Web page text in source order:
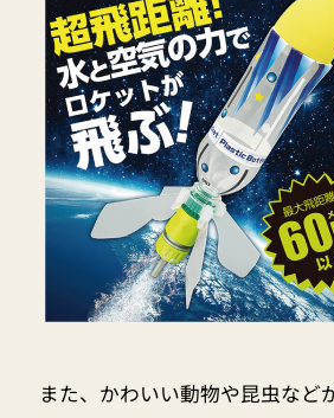
また、かわいい動物や昆虫など